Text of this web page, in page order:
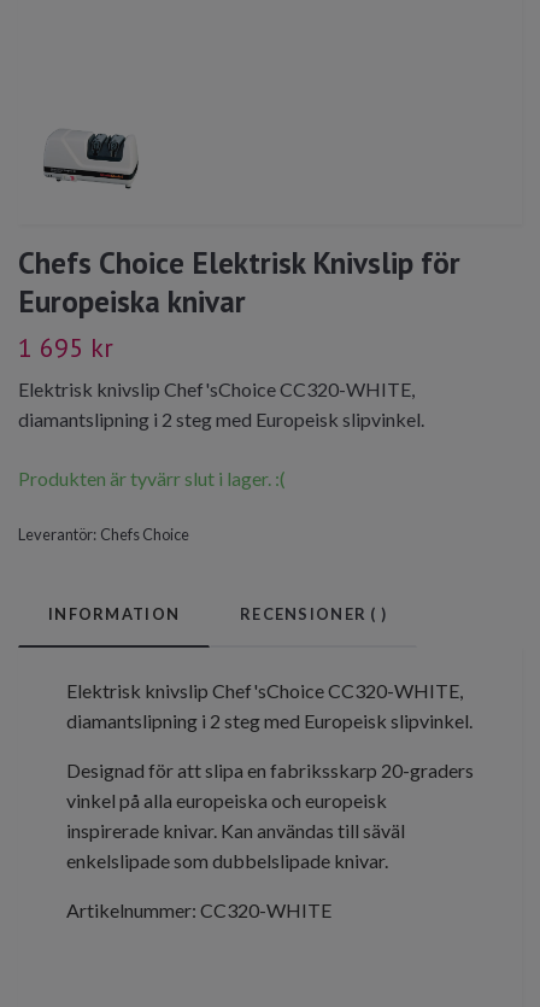
Chefs Choice Elektrisk Knivslip för
Europeiska knivar
1 695 kr
Elektrisk knivslip Chef'sChoice CC320-WHITE,
diamantslipning i 2 steg med Europeisk slipvinkel.
Produkten är tyvärr slut i lager. :(
Leverantör: Chefs Choice
INFORMATION RECENSIONER ( )
Elektrisk knivslip Chef'sChoice CC320-WHITE,
diamantslipning i 2 steg med Europeisk slipvinkel.
Designad för att slipa en fabriksskarp 20-graders
vinkel på alla europeiska och europeisk
inspirerade knivar. Kan användas till säväl
enkelslipade som dubbelslipade knivar.
Artikelnummer: CC320-WHITE